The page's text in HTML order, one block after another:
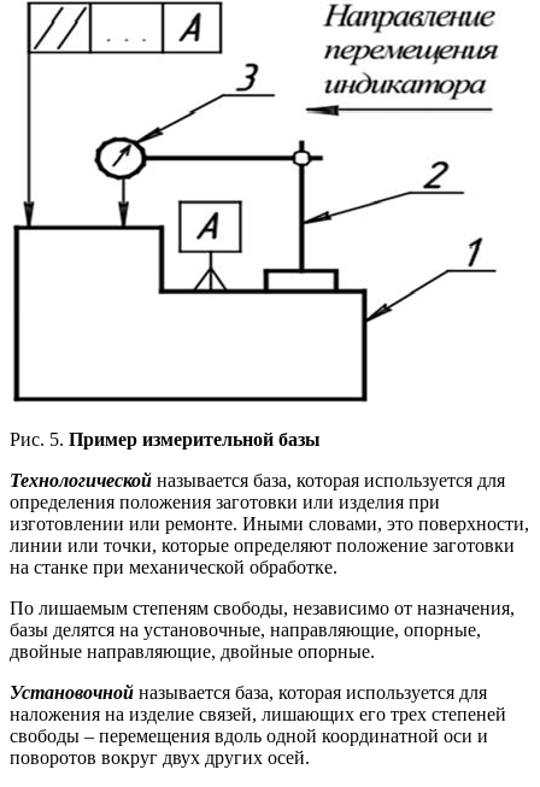
Рис. 5. Пример измерительной базы
Технологической называется база, которая используется для
определения положения заготовки или изделия при
изготовлении или ремонте. Иными словами, это поверхности,
линии или точки, которые определяют положение заготовки
на станке при механической обработке.
По лишаемым степеням свободы, независимо от назначения,
базы делятся на установочные, направляющие, опорные,
двойные направляющие, двойные опорные.
Установочной называется база, которая используется для
наложения на изделие связей, лишающих его трех степеней
свободы – перемещения вдоль одной координатной оси и
поворотов вокруг двух других осей.